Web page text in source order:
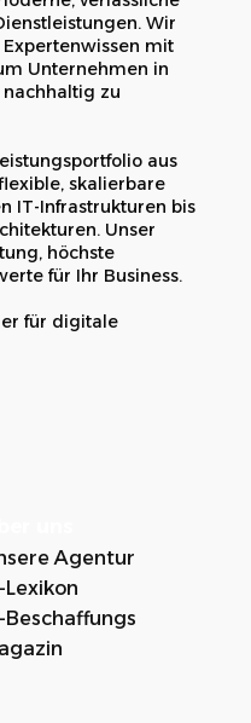
Wir
mit
Unternehmen in
zu
aus
skalierbare
IT-Infrastrukturen bis
Unser
höchste
für Ihr Business.
für digitale
Agentur
Lexikon
Beschaffungs